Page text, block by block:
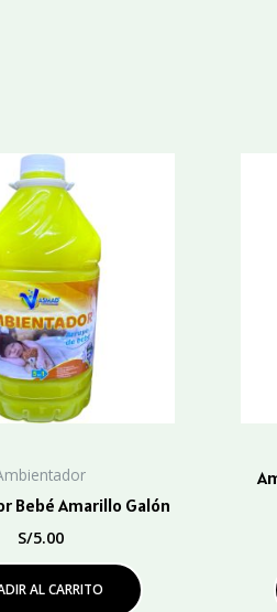
Bebé Amarillo Galón
S/5.00
AL CARRITO